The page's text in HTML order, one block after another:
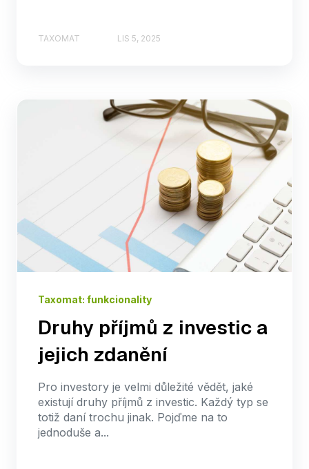
TAXOMAT LIS 5, 2025
Taxomat: funkcionality
Druhy příjmů z investic a
jejich zdanění
Pro investory je velmi důležité vědět, jaké
existují druhy příjmů z investic. Každý typ se
totiž daní trochu jinak. Pojďme na to
jednoduše a...